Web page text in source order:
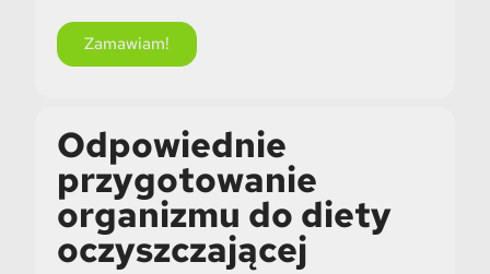
Zamawiam!
Odpowiednie
przygotowanie
organizmu do diety
oczyszczającej